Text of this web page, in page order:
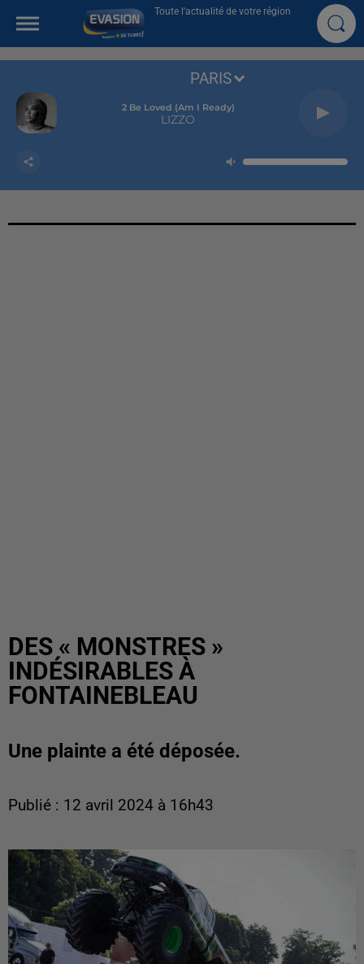
Toute l'actualité de votre région
2 Be Loved (am I Ready)
LIZZO
PARIS
DES « MONSTRES »
INDÉSIRABLES À
FONTAINEBLEAU
Une plainte a été déposée.
Publié : 12 avril 2024 à 16h43